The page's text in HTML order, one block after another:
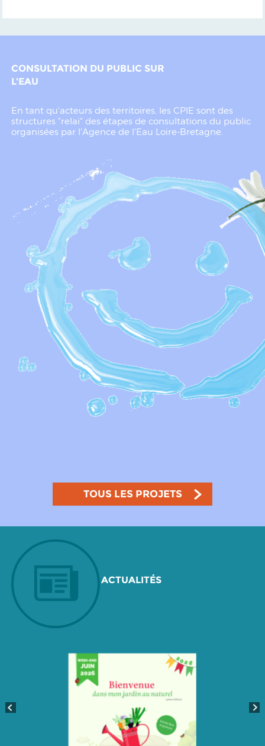
CONSULTATION DU PUBLIC SUR
L'EAU
En tant qu'acteurs des territoires, les CPIE sont des
structures "relai" des étapes de consultations du public
organisées par l'Agence de l'Eau Loire-Bretagne.
TOUS LES PROJETS
ACTUALITÉS